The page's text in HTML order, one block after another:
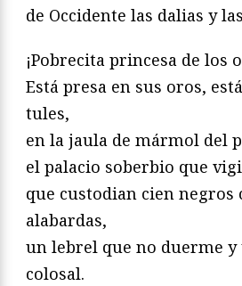
de Occidente las dalias y
¡Pobrecita princesa de los
Está presa en sus oros,
tules,
en la jaula de mármol del
el palacio soberbio que
que custodian cien negros
alabardas,
un lebrel que no duerme y
colosal.